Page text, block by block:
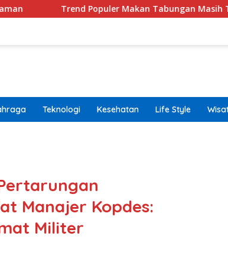
Populer Makan Tabungan Masih Terjadi? Ekonom
Teknologi Kesehatan Life Style
Manajer Kopdes:
Militer